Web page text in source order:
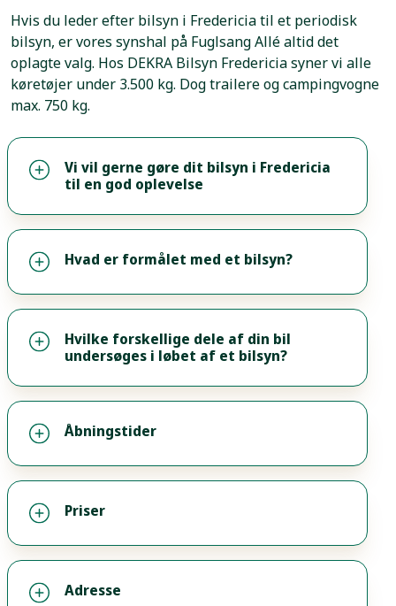
Hvis du leder efter bilsyn i Fredericia til et periodisk
bilsyn, er vores synshal på Fuglsang Allé altid det
oplagte valg. Hos DEKRA Bilsyn Fredericia syner vi alle
køretøjer under 3.500 kg. Dog trailere og campingvogne
max. 750 kg.
Vi vil gerne gøre dit bilsyn i Fredericia
til en god oplevelse
Hvad er formålet med et bilsyn?
Hvilke forskellige dele af din bil
undersøges i løbet af et bilsyn?
Åbningstider
Priser
Adresse